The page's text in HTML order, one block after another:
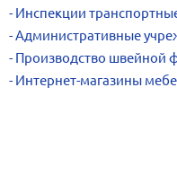
Инспекции
Административные
Производство швейной
Интернет-магазины